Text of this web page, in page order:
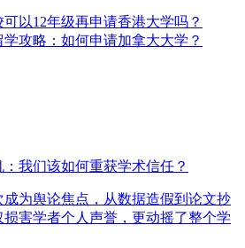
可以12年级再申请香港大学吗？
攻略：如何申请加拿大大学？
我们该如何重获学术信任？
为舆论焦点，从数据造假到论文抄
害学者个人声誉，更动摇了整个学